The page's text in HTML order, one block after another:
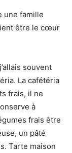
une famille
être le cœur
souvent
La cafétéria
frais, il ne
à
frais être
un pâté
Tarte maison